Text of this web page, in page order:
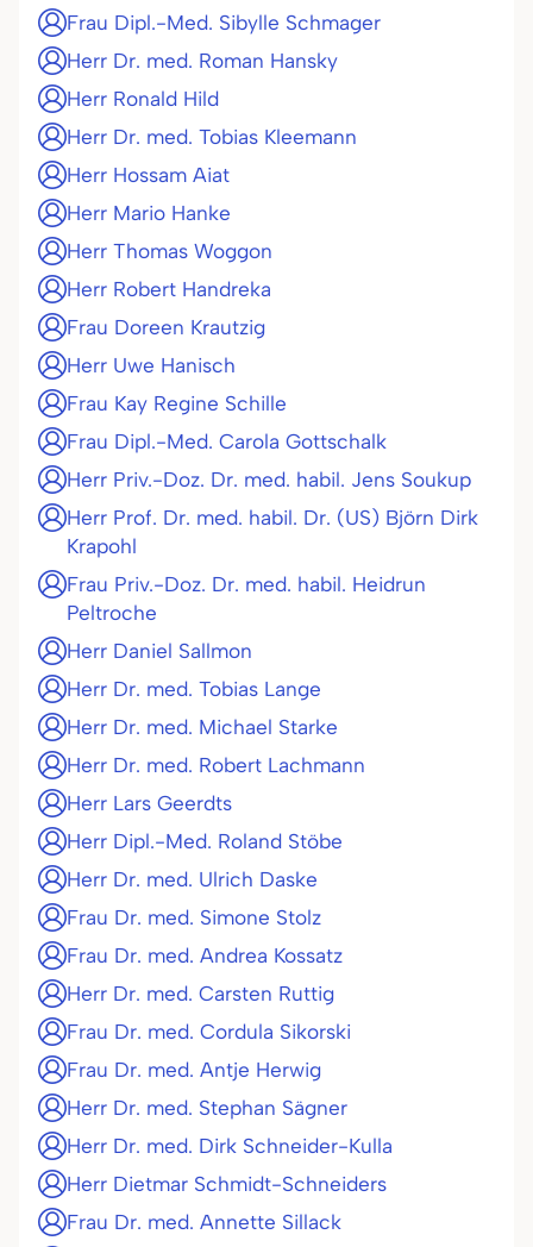
Frau Dipl.-Med. Sibylle Schmager
Herr Dr. med. Roman Hansky
Herr Ronald Hild
Herr Dr. med. Tobias Kleemann
Herr Hossam Aiat
Herr Mario Hanke
Herr Thomas Woggon
Herr Robert Handreka
Frau Doreen Krautzig
Herr Uwe Hanisch
Frau Kay Regine Schille
Frau Dipl.-Med. Carola Gottschalk
Herr Priv.-Doz. Dr. med. habil. Jens Soukup
Herr Prof. Dr. med. habil. Dr. (US) Björn Dirk
Krapohl
Frau Priv.-Doz. Dr. med. habil. Heidrun
Peltroche
Herr Daniel Sallmon
Herr Dr. med. Tobias Lange
Herr Dr. med. Michael Starke
Herr Dr. med. Robert Lachmann
Herr Lars Geerdts
Herr Dipl.-Med. Roland Stöbe
Herr Dr. med. Ulrich Daske
Frau Dr. med. Simone Stolz
Frau Dr. med. Andrea Kossatz
Herr Dr. med. Carsten Ruttig
Frau Dr. med. Cordula Sikorski
Frau Dr. med. Antje Herwig
Herr Dr. med. Stephan Sägner
Herr Dr. med. Dirk Schneider-Kulla
Herr Dietmar Schmidt-Schneiders
Frau Dr. med. Annette Sillack